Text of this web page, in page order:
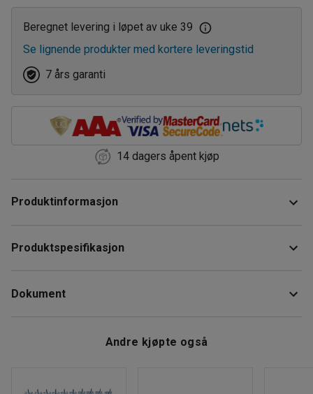
Beregnet levering i løpet av uke 39
Se lignende produkter med kortere leveringstid
7 års garanti
14 dagers åpent kjøp
Produktinformasjon
skiller væsker og spon. Filterkurven er laget av rustfritt stål
Produktspesifikasjon
Volum: 20 L
Dokument
Andre kjøpte også